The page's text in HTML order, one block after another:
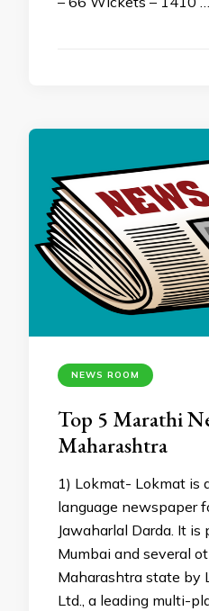
NEWS ROOM
Top 5 Marathi
Maharashtra
1) Lokmat- Lokmat is
language newspaper
Jawaharlal Darda. It is
Mumbai and several
Maharashtra state by
Ltd., a leading multi-